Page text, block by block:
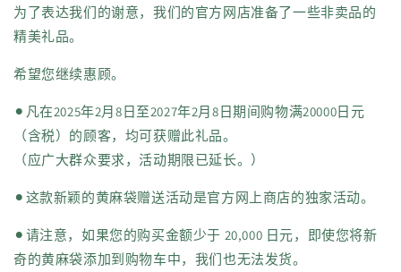
为了表达我们的谢意，我们的官方网店准备了一些非卖品的
精美礼品。
希望您继续惠顾。
⚫︎凡在2025年2月8日至2027年2月8日期间购物满20000日元
（含税）的顾客，均可获赠此礼品。
（应广大群众要求，活动期限已延长。）
⚫︎这款新颖的黄麻袋赠送活动是官方网上商店的独家活动。
⚫︎请注意，如果您的购买金额少于 20,000 日元，即使您将新
奇的黄麻袋添加到购物车中，我们也无法发货。